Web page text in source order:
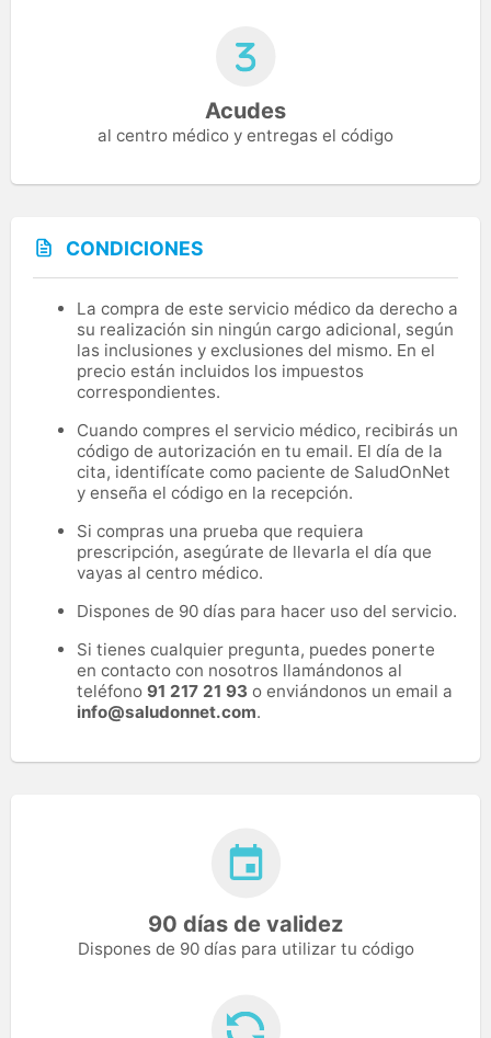
Acudes
al centro médico y entregas el código
CONDICIONES
La compra de este servicio médico da derecho a
su realización sin ningún cargo adicional, según
las inclusiones y exclusiones del mismo. En el
precio están incluidos los impuestos
correspondientes.
Cuando compres el servicio médico, recibirás un
código de autorización en tu email. El día de la
cita, identifícate como paciente de SaludOnNet
y enseña el código en la recepción.
Si compras una prueba que requiera
prescripción, asegúrate de llevarla el día que
vayas al centro médico.
Dispones de 90 días para hacer uso del servicio.
Si tienes cualquier pregunta, puedes ponerte
en contacto con nosotros llamándonos al
teléfono 91 217 21 93 o enviándonos un email a
info@saludonnet.com.
90 días de validez
Dispones de 90 días para utilizar tu código